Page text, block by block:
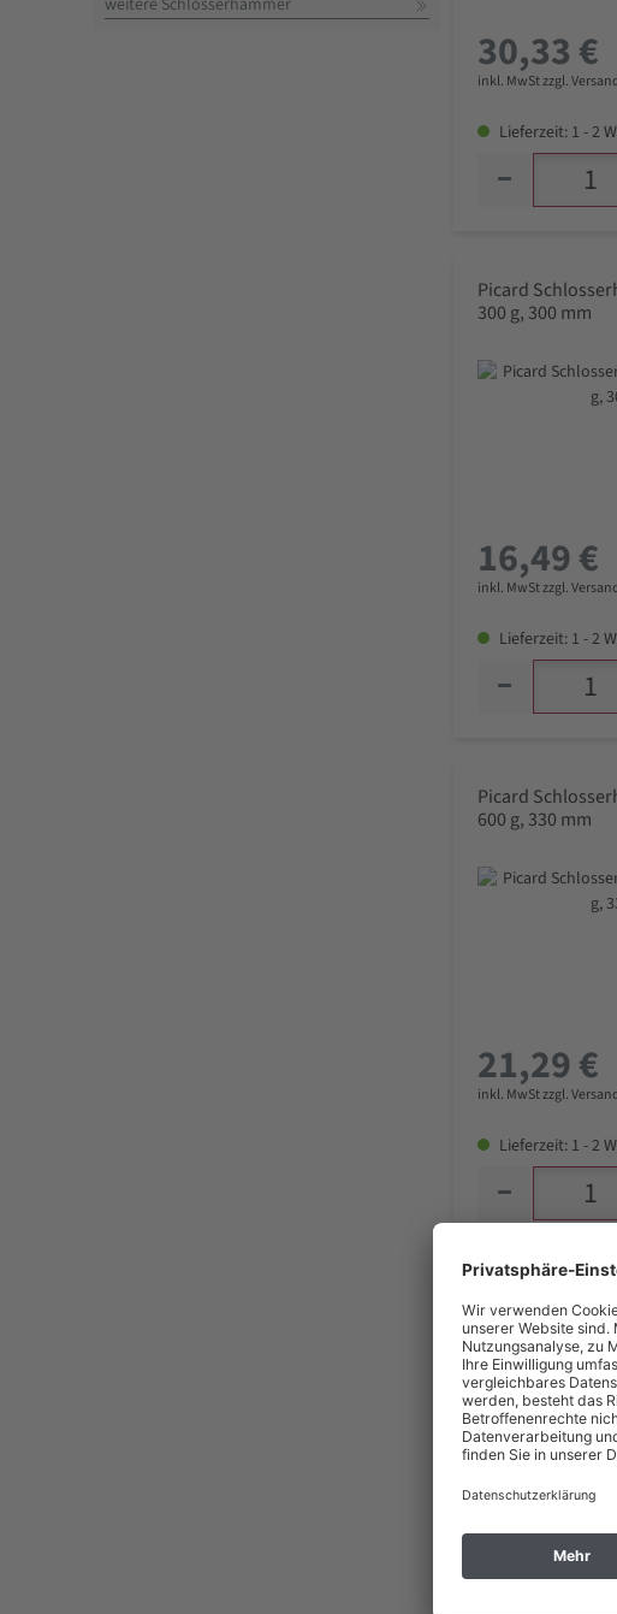
weitere Schlosserhammer
30,33 €
inkl. MwSt zzgl.
Lieferzeit: 1 - 2
Picard
300 g, 300 mm
16,49 €
inkl. MwSt zzgl.
Lieferzeit: 1 - 2
Picard
600 g, 330 mm
21,29 €
inkl. MwSt zzgl.
Lieferzeit: 1 - 2
Picard
1.500 g, 380 mm
37,64 €